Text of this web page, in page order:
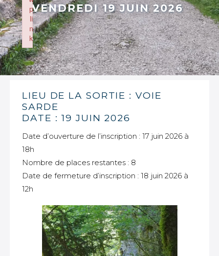
VENDREDI 19 JUIN 2026
LIEU DE LA SORTIE : VOIE
SARDE
DATE : 19 JUIN 2026
Date d’ouverture de l’inscription : 17 juin 2026 à
18h
Nombre de places restantes : 8
Date de fermeture d’inscription : 18 juin 2026 à
12h
p
li
n
k
Failed to initialize plugin: wplink